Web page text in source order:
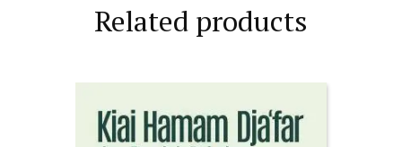
Related products